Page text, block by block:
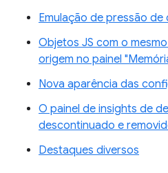
Emulação de pressão
Objetos JS com o
origem no painel
Nova aparência das
O painel de insights de
descontinuado e
Destaques diversos